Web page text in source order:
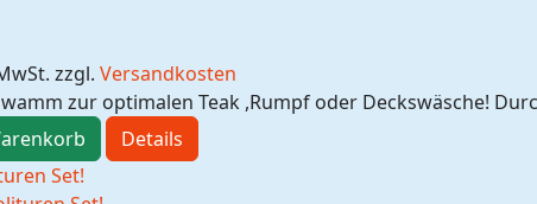
zzgl. Versandkosten
zur optimalen Teak ,Rumpf oder Deckswäsche!
Details
Set!